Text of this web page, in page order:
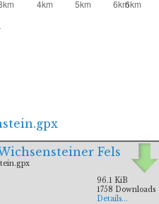
Fels
96.1 KiB
1758 Downloads
Details...